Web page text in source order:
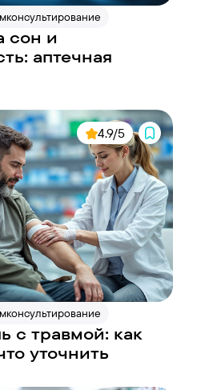
сон и
аптечная
4.9/5
с травмой: как
уточнить